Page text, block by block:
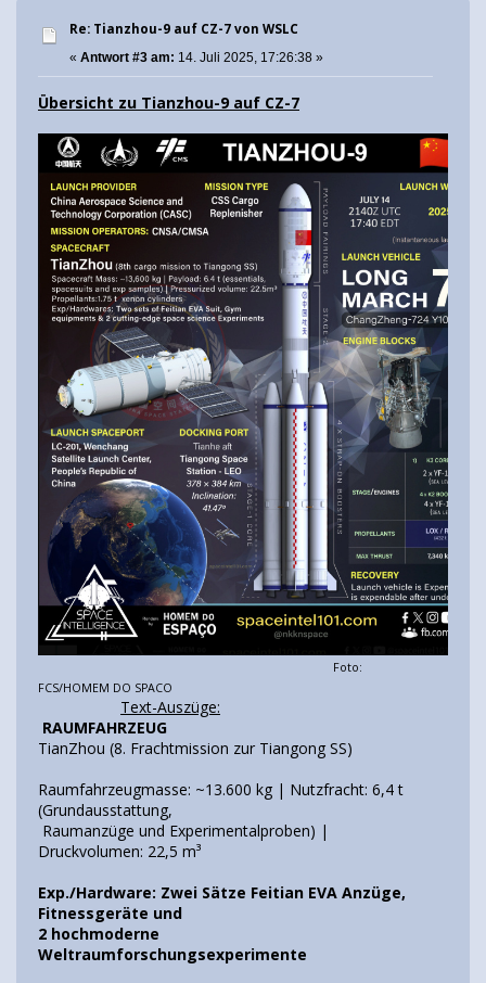
Re: Tianzhou-9 auf CZ-7 von WSLC
« Antwort #3 am: 14. Juli 2025, 17:26:38 »
Übersicht zu Tianzhou-9 auf CZ-7
Foto:
FCS/HOMEM DO SPACO
Text-Auszüge:
RAUMFAHRZEUG
TianZhou (8. Frachtmission zur Tiangong SS)
Raumfahrzeugmasse: ~13.600 kg | Nutzfracht: 6,4 t
(Grundausstattung,
Raumanzüge und Experimentalproben) |
Druckvolumen: 22,5 m³
Exp./Hardware: Zwei Sätze Feitian EVA Anzüge,
Fitnessgeräte und
2 hochmoderne
Weltraumforschungsexperimente